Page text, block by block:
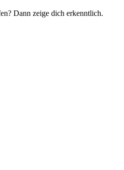
Dann zeige dich erkenntlich.